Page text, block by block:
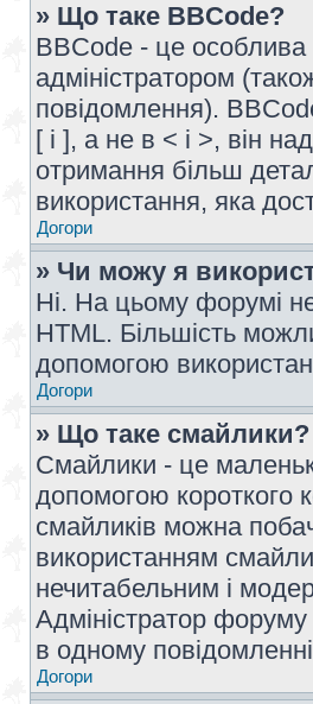
» Що таке BBCode?
BBCode - це особлива
адміністратором
повідомлення).
[ і ], а не в < і >, він
отримання більш
використання, яка
Догори
» Чи можу я
Ні. На цьому форумі
HTML. Більшість
допомогою
Догори
» Що таке смайлики?
Смайлики - це
допомогою короткого
смайликів можна
використанням
нечитабельним і
Адміністратор
в одному
Догори